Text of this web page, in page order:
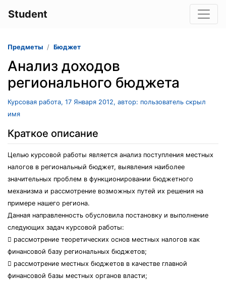
Student
Предметы Бюджет
Анализ доходов
регионального бюджета
Курсовая работа, 17 Января 2012, автор: пользователь скрыл
имя
Краткое описание
Целью курсовой работы является анализ поступления местных
налогов в региональный бюджет, выявления наиболее
значительных проблем в функционировании бюджетного
механизма и рассмотрение возможных путей их решения на
примере нашего региона.
Данная направленность обусловила постановку и выполнение
следующих задач курсовой работы:
 рассмотрение теоретических основ местных налогов как
финансовой базу региональных бюджетов;
 рассмотрение местных бюджетов в качестве главной
финансовой базы местных органов власти;